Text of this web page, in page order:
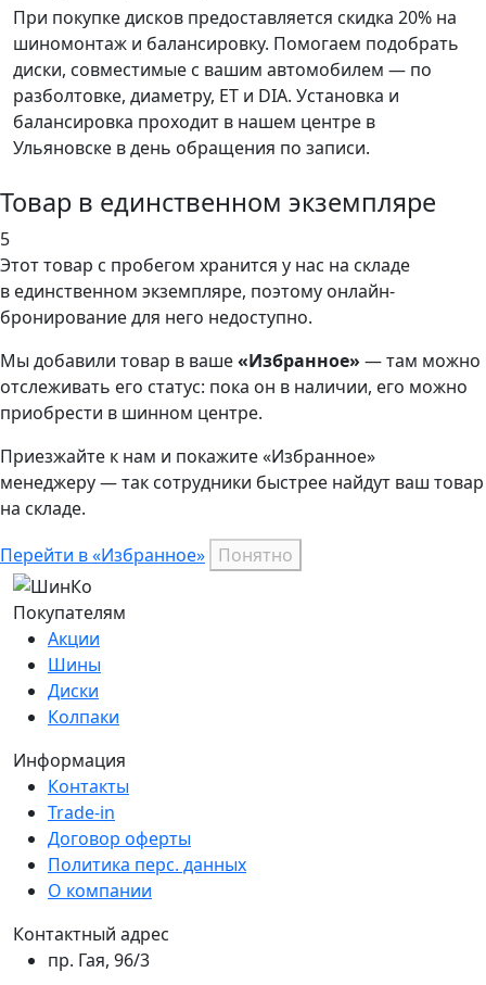
При покупке дисков предоставляется скидка 20% на
шиномонтаж и балансировку. Помогаем подобрать
диски, совместимые с вашим автомобилем — по
разболтовке, диаметру, ET и DIA. Установка и
балансировка проходит в нашем центре в
Ульяновске в день обращения по записи.
Товар в единственном экземпляре
5
Этот товар с пробегом хранится у нас на складе
в единственном экземпляре, поэтому онлайн-
бронирование для него недоступно.
Мы добавили товар в ваше«Избранное» — там можно
отслеживать его статус: пока он в наличии, его можно
приобрести в шинном центре.
Приезжайте к нам и покажите «Избранное»
менеджеру — так сотрудники быстрее найдут ваш товар
на складе.
Перейти в «Избранное» Понятно
Покупателям
Акции
Шины
Диски
Колпаки
Информация
Контакты
Trade-in
Договор оферты
Политика перс. данных
О компании
Контактный адрес
пр. Гая, 96/3